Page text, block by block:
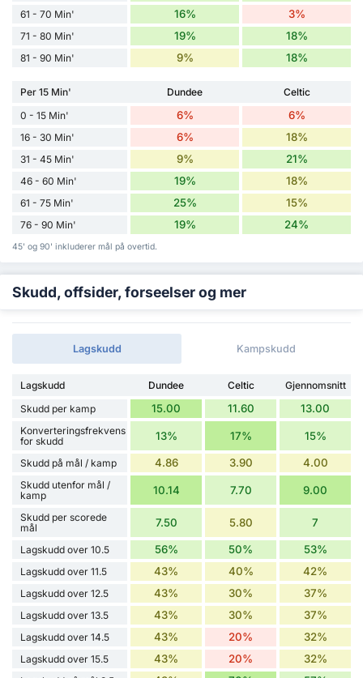
61 - 70 Min' 16% 3%
71 - 80 Min' 19% 18%
81 - 90 Min' 9% 18%
Per 15 Min' Dundee
Celtic
0 - 15 Min'
6% 6%
16 - 30 Min' 6% 18%
31 - 45 Min' 9% 21%
46 - 60 Min' 19% 18%
61 - 75 Min' 25% 15%
76 - 90 Min' 19% 24%
45' og 90' inkluderer mål på overtid.
Skudd, offsider, forseelser og mer
Lagskudd Kampskudd
Lagskudd Dundee Celtic
Gjennomsnitt
Skudd per kamp
15.00 11.60 13.00
Konverteringsfrekvens
for skudd
13% 17% 15%
Skudd på mål / kamp 4.86 3.90 4.00
Skudd utenfor mål /
kamp
10.14 7.70 9.00
Skudd per scorede
mål
7.50 5.80 7
Lagskudd over 10.5 56% 50% 53%
Lagskudd over 11.5 43% 40% 42%
Lagskudd over 12.5 43% 30% 37%
Lagskudd over 13.5 43% 30% 37%
Lagskudd over 14.5 43% 20% 32%
Lagskudd over 15.5 43% 20% 32%